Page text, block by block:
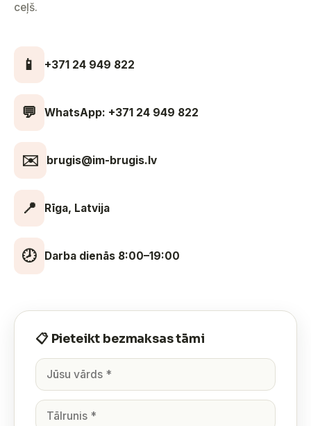
ceļš.
📱 +371 24 949 822
💬 WhatsApp: +371 24 949 822
✉️ brugis@im-brugis.lv
📍 Rīga, Latvija
🕗 Darba dienās 8:00–19:00
📋 Pieteikt bezmaksas tāmi